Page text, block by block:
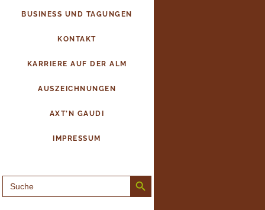
BUSINESS UND TAGUNGEN
KONTAKT
KARRIERE AUF DER ALM
AUSZEICHNUNGEN
AXT’N GAUDI
IMPRESSUM
SEARCH
FOR:
Search Button